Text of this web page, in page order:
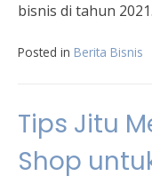
bisnis di tahun 2021.
Posted in Berita Bisnis
Tips Jitu
Shop